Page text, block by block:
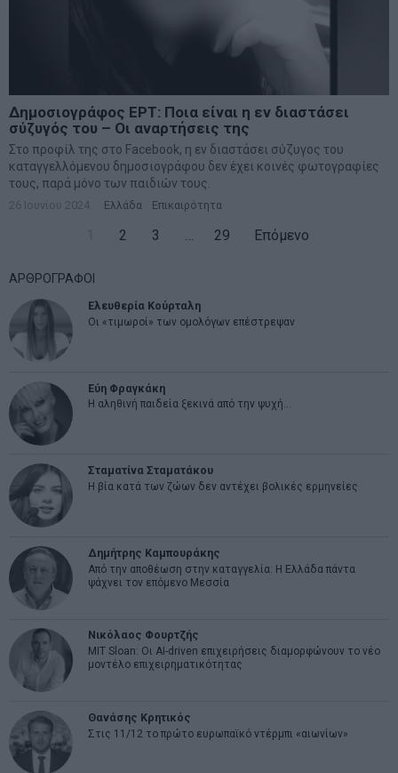
Δημοσιογράφος ΕΡΤ: Ποια είναι η εν διαστάσει
σύζυγός του – Οι αναρτήσεις της
Στο προφίλ της στο Facebook, η εν διαστάσει σύζυγος του
καταγγελλόμενου δημοσιογράφου δεν έχει κοινές φωτογραφίες
τους, παρά μόνο των παιδιών τους.
26 Ιουνίου 2024 Ελλάδα Επικαιρότητα
2 3 … 29 Επόμενο
ΑΡΘΡΟΓΡΑΦΟΙ
Ελευθερία Κούρταλη
Οι «τιμωροί» των ομολόγων επέστρεψαν
Εύη Φραγκάκη
Η αληθινή παιδεία ξεκινά από την ψυχή…
Σταματίνα Σταματάκου
Η βία κατά των ζώων δεν αντέχει βολικές ερμηνείες
Δημήτρης Καμπουράκης
Από την αποθέωση στην καταγγελία: Η Ελλάδα πάντα
ψάχνει τον επόμενο Μεσσία
Νικόλαος Φουρτζής
MIT Sloan: Οι AI-driven επιχειρήσεις διαμορφώνουν το νέο
μοντέλο επιχειρηματικότητας
Θανάσης Κρητικός
Στις 11/12 το πρώτο ευρωπαϊκό ντέρμπι «αιωνίων»